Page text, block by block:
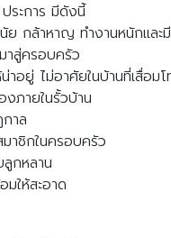
ระการ มีดังนี้
ย กล้าหาญ ทำงานหนักและ
สู่ครอบครัว
าอยู่ ไม่อาศัยในบ้านที่เสื่อม
ภายในรั้วบ้าน
าล
ชิกในครอบครัว
กหลาน
ให้สะอาด